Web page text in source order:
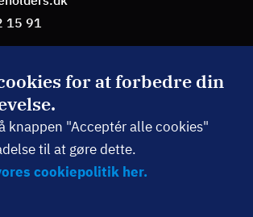
for at forbedre din
knappen "Acceptér alle cookies"
til at gøre dette.
cookiepolitik her.
15 91